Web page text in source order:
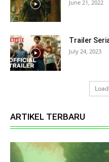
June 21, 2022
Trailer
July 24, 2023
ARTIKEL TERBARU